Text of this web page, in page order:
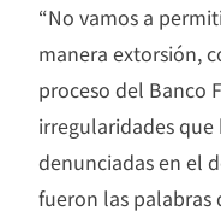
“No vamos a
manera extorsión,
proceso del Banco
irregularidades
denunciadas en el
fueron las palabras